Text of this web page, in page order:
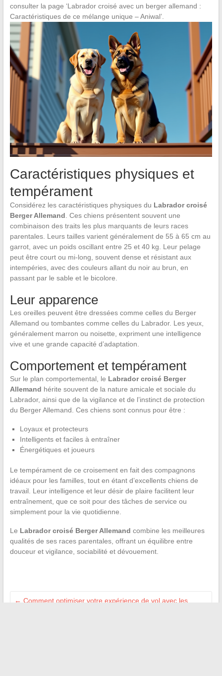
consulter la page ‘Labrador croisé avec un berger allemand :
Caractéristiques de ce mélange unique – Aniwal’.
Caractéristiques physiques et
tempérament
Considérez les caractéristiques physiques du Labrador croisé
Berger Allemand . Ces chiens présentent souvent une
combinaison des traits les plus marquants de leurs races
parentales. Leurs tailles varient généralement de 55 à 65 cm au
garrot, avec un poids oscillant entre 25 et 40 kg. Leur pelage
peut être court ou mi-long, souvent dense et résistant aux
intempéries, avec des couleurs allant du noir au brun, en
passant par le sable et le bicolore.
Leur apparence
Les oreilles peuvent être dressées comme celles du Berger
Allemand ou tombantes comme celles du Labrador. Les yeux,
généralement marron ou noisette, expriment une intelligence
vive et une grande capacité d’adaptation.
Comportement et tempérament
Sur le plan comportemental, le Labrador croisé Berger
Allemand hérite souvent de la nature amicale et sociale du
Labrador, ainsi que de la vigilance et de l’instinct de protection
du Berger Allemand. Ces chiens sont connus pour être :
Loyaux et protecteurs
Intelligents et faciles à entraîner
Énergétiques et joueurs
Le tempérament de ce croisement en fait des compagnons
idéaux pour les familles, tout en étant d’excellents chiens de
travail. Leur intelligence et leur désir de plaire facilitent leur
entraînement, que ce soit pour des tâches de service ou
simplement pour la vie quotidienne.
Le Labrador croisé Berger Allemand combine les meilleures
qualités de ses races parentales, offrant un équilibre entre
douceur et vigilance, sociabilité et dévouement.
← Comment optimiser votre expérience de vol avec les